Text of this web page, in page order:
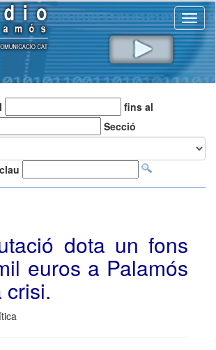
fins al
Secció
dota un fons
euros a Palamós
crisi.